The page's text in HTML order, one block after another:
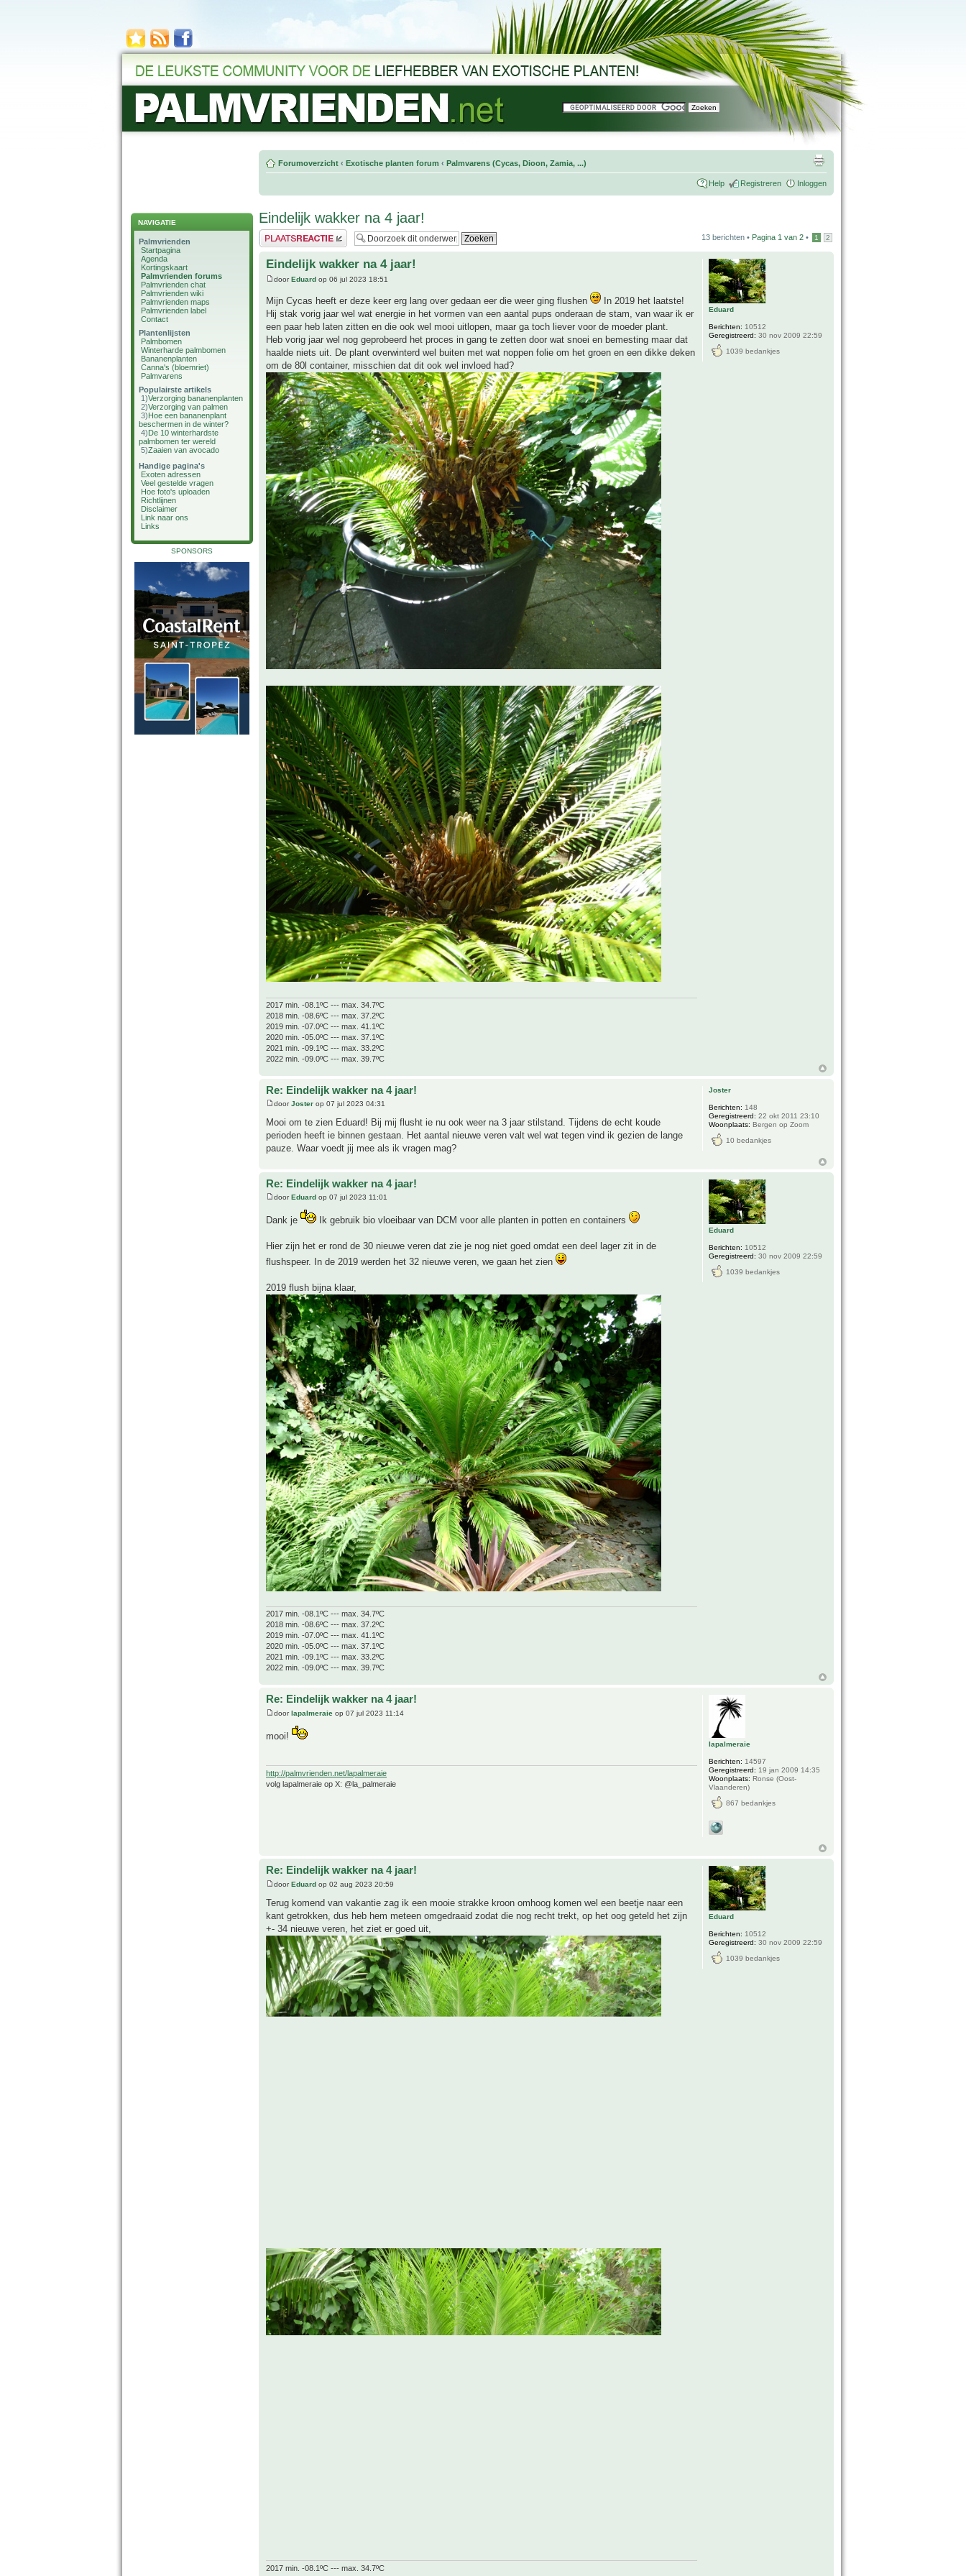
NAVIGATIE
Palmvrienden
Startpagina
Agenda
Kortingskaart
Palmvrienden forums
Palmvrienden chat
Palmvrienden wiki
Palmvrienden maps
Palmvrienden label
Contact
Plantenlijsten
Palmbomen
Winterharde palmbomen
Bananenplanten
Canna's (bloemriet)
Palmvarens
Populairste artikels
1)Verzorging bananenplanten
2)Verzorging van palmen
3)Hoe een bananenplant
beschermen in de winter?
4)De 10 winterhardste
palmbomen ter wereld
5)Zaaien van avocado
Handige pagina's
Exoten adressen
Veel gestelde vragen
Hoe foto's uploaden
Richtlijnen
Disclaimer
Link naar ons
Links
SPONSORS
Forumoverzicht ‹ Exotische planten forum ‹ Palmvarens (Cycas, Dioon, Zamia, ...)
Help Registreren Inloggen
Eindelijk wakker na 4 jaar!
Plaats een reactie 13 berichten • Pagina 1 van 2 • 1 2
Eindelijk wakker na 4 jaar!
doorEduard op 06 jul 2023 18:51
Mijn Cycas heeft er deze keer erg lang over gedaan eer die weer ging flushen
In 2019 het laatste!
Hij stak vorig jaar wel wat energie in het vormen van een aantal pups onderaan de stam, van waar ik er
een paar heb laten zitten en die ook wel mooi uitlopen, maar ga toch liever voor de moeder plant.
Heb vorig jaar wel nog geprobeerd het proces in gang te zetten door wat snoei en bemesting maar dat
haalde niets uit. De plant overwinterd wel buiten met wat noppen folie om het groen en een dikke deken
om de 80l container, misschien dat dit ook wel invloed had?
2017 min. -08.1ºC --- max. 34.7ºC
2018 min. -08.6ºC --- max. 37.2ºC
2019 min. -07.0ºC --- max. 41.1ºC
2020 min. -05.0ºC --- max. 37.1ºC
2021 min. -09.1ºC --- max. 33.2ºC
2022 min. -09.0ºC --- max. 39.7ºC
Eduard
Berichten: 10512
Geregistreerd: 30 nov 2009 22:59
1039 bedankjes
Re: Eindelijk wakker na 4 jaar!
doorJoster op 07 jul 2023 04:31
Mooi om te zien Eduard! Bij mij flusht ie nu ook weer na 3 jaar stilstand. Tijdens de echt koude
perioden heeft ie binnen gestaan. Het aantal nieuwe veren valt wel wat tegen vind ik gezien de lange
pauze. Waar voedt jij mee als ik vragen mag?
Joster
Berichten: 148
Geregistreerd: 22 okt 2011 23:10
Woonplaats: Bergen op Zoom
10 bedankjes
Re: Eindelijk wakker na 4 jaar!
doorEduard op 07 jul 2023 11:01
Dank je Ik gebruik bio vloeibaar van DCM voor alle planten in potten en containers
Hier zijn het er rond de 30 nieuwe veren dat zie je nog niet goed omdat een deel lager zit in de
flushspeer. In de 2019 werden het 32 nieuwe veren, we gaan het zien
2019 flush bijna klaar,
2017 min. -08.1ºC --- max. 34.7ºC
2018 min. -08.6ºC --- max. 37.2ºC
2019 min. -07.0ºC --- max. 41.1ºC
2020 min. -05.0ºC --- max. 37.1ºC
2021 min. -09.1ºC --- max. 33.2ºC
2022 min. -09.0ºC --- max. 39.7ºC
Eduard
Berichten: 10512
Geregistreerd: 30 nov 2009 22:59
1039 bedankjes
Re: Eindelijk wakker na 4 jaar!
doorlapalmeraie op 07 jul 2023 11:14
mooi!
http://palmvrienden.net/lapalmeraie
volg lapalmeraie op X: @la_palmeraie
lapalmeraie
Berichten: 14597
Geregistreerd: 19 jan 2009 14:35
Woonplaats: Ronse (Oost-
Vlaanderen)
867 bedankjes
Re: Eindelijk wakker na 4 jaar!
doorEduard op 02 aug 2023 20:59
Terug komend van vakantie zag ik een mooie strakke kroon omhoog komen wel een beetje naar een
kant getrokken, dus heb hem meteen omgedraaid zodat die nog recht trekt, op het oog geteld het zijn
+- 34 nieuwe veren, het ziet er goed uit,
2017 min. -08.1ºC --- max. 34.7ºC
Eduard
Berichten: 10512
Geregistreerd: 30 nov 2009 22:59
1039 bedankjes